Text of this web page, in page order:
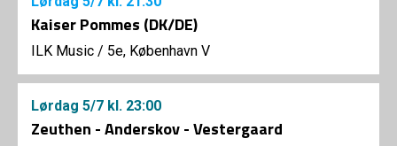
Kaiser Pommes (DK/DE)
ILK Music / 5e, København V
Lørdag 5/7 kl. 23:00
Zeuthen - Anderskov - Vestergaard